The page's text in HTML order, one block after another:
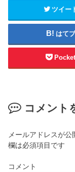
ツイー
はてブ
コメント
メールアドレスが公
欄は必須項目です
コメント